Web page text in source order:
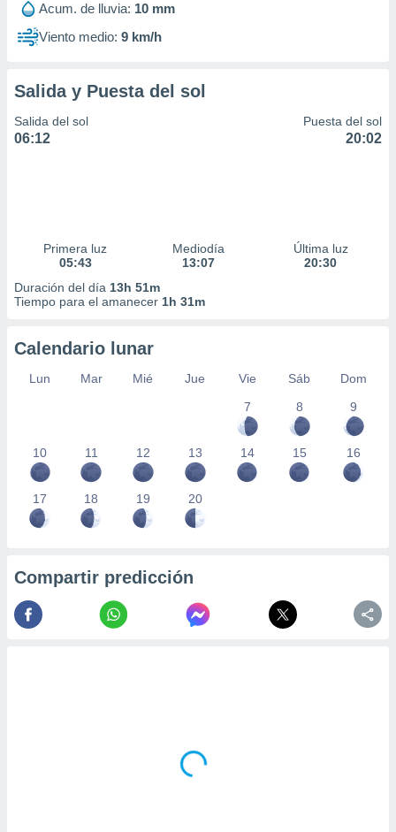
Acum. de lluvia: 10 mm
Viento medio: 9 km/h
Salida y Puesta del sol
Salida del sol
06:12
Puesta del sol
20:02
Primera luz
05:43
Mediodía
13:07
Última luz
20:30
Duración del día 13h 51m
Tiempo para el amanecer 1h 31m
Calendario lunar
Lun Mar Mié Jue Vie Sáb
Dom
7
8 9
10 11 12 13 14 15 16
17 18 19 20
Compartir predicción